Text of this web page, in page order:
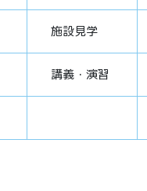
施設見学
講義・演習